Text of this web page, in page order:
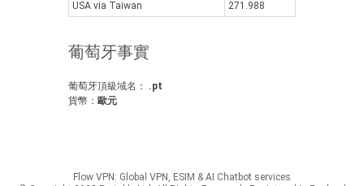
USA via Taiwan
271.988
葡萄牙事實
葡萄牙頂級域名： .pt
貨幣： 歐元
Flow VPN: Global VPN, ESIM & AI Chatbot services